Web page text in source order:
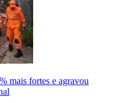
mais fortes e agravou